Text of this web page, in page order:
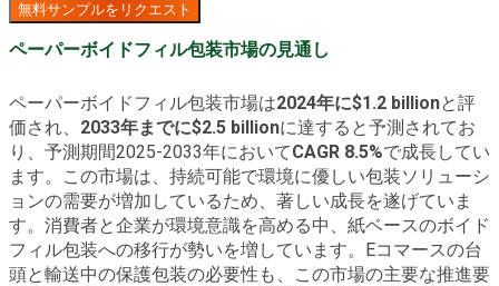
無料サンプルをリクエスト
ペーパーボイドフィル包装市場の見通し
ペーパーボイドフィル包装市場は2024年に$1.2 billionと評
価され、 2033年までに$2.5 billionに達すると予測されてお
り、予測期間2025-2033年においてCAGR 8.5%で成長してい
ます。この市場は、持続可能で環境に優しい包装ソリューシ
ョンの需要が増加しているため、著しい成長を遂げていま
す。消費者と企業が環境意識を高める中、紙ベースのボイド
フィル包装への移行が勢いを増しています。Eコマースの台
頭と輸送中の保護包装の必要性も、この市場の主要な推進要